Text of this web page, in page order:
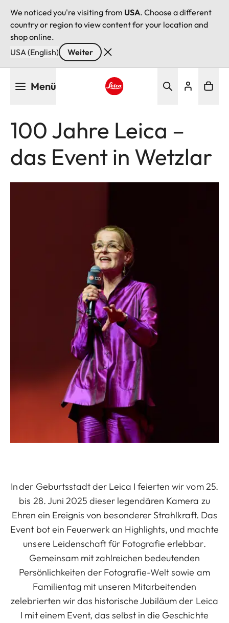
We noticed you're visiting from USA. Choose a different
country or region to view content for your location and
shop online.
USA (English)
Weiter
Menü
100 Jahre Leica –
das Event in Wetzlar
In der Geburtsstadt der Leica I feierten wir vom 25.
bis 28. Juni 2025 dieser legendären Kamera zu
Ehren ein Ereignis von besonderer Strahlkraft. Das
Event bot ein Feuerwerk an Highlights, und machte
unsere Leidenschaft für Fotografie erlebbar.
Gemeinsam mit zahlreichen bedeutenden
Persönlichkeiten der Fotografie-Welt sowie am
Familientag mit unseren Mitarbeitenden
zelebrierten wir das historische Jubiläum der Leica
I mit einem Event, das selbst in die Geschichte